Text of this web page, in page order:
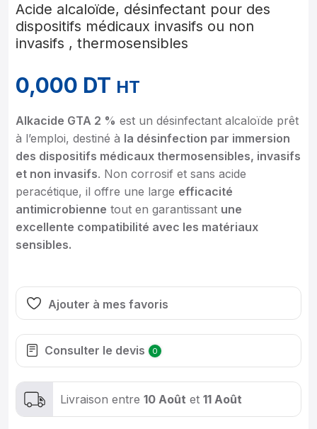
Acide alcaloïde, désinfectant pour des
dispositifs médicaux invasifs ou non
invasifs , thermosensibles
0,000 DT HT
Alkacide GTA 2 % est un désinfectant alcaloïde prêt
à l’emploi, destiné à la désinfection par immersion
des dispositifs médicaux thermosensibles, invasifs
et non invasifs. Non corrosif et sans acide
peracétique, il offre une large efficacité
antimicrobienne tout en garantissant une
excellente compatibilité avec les matériaux
sensibles.
Ajouter à mes favoris
Consulter le devis 0
Livraison entre 10 Août et 11 Août